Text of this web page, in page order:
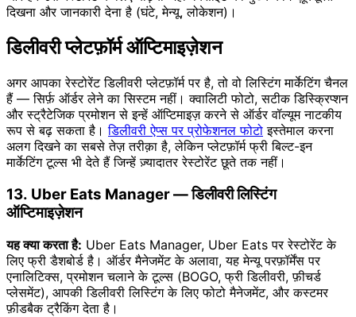
दिखना और जानकारी देना है (घंटे, मेन्यू, लोकेशन)।
डिलीवरी प्लेटफ़ॉर्म ऑप्टिमाइज़ेशन
अगर आपका रेस्टोरेंट डिलीवरी प्लेटफ़ॉर्म पर है, तो वो लिस्टिंग मार्केटिंग चैनल
हैं — सिर्फ़ ऑर्डर लेने का सिस्टम नहीं। क्वालिटी फोटो, सटीक डिस्क्रिप्शन
और स्ट्रैटेजिक प्रमोशन से इन्हें ऑप्टिमाइज़ करने से ऑर्डर वॉल्यूम नाटकीय
रूप से बढ़ सकता है।डिलीवरी ऐप्स पर प्रोफेशनल फोटो इस्तेमाल करना
अलग दिखने का सबसे तेज़ तरीक़ा है, लेकिन प्लेटफ़ॉर्म फ्री बिल्ट-इन
मार्केटिंग टूल्स भी देते हैं जिन्हें ज़्यादातर रेस्टोरेंट छूते तक नहीं।
13. Uber Eats Manager — डिलीवरी लिस्टिंग
ऑप्टिमाइज़ेशन
यह क्या करता है: Uber Eats Manager, Uber Eats पर रेस्टोरेंट के
लिए फ्री डैशबोर्ड है। ऑर्डर मैनेजमेंट के अलावा, यह मेन्यू परफ़ॉर्मेंस पर
एनालिटिक्स, प्रमोशन चलाने के टूल्स (BOGO, फ्री डिलीवरी, फ़ीचर्ड
प्लेसमेंट), आपकी डिलीवरी लिस्टिंग के लिए फोटो मैनेजमेंट, और कस्टमर
फ़ीडबैक ट्रैकिंग देता है।